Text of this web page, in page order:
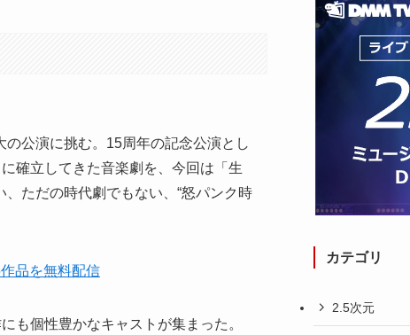
公演に挑む。15周年の記念公演とし
確立してきた音楽劇を、今回は「生
ただの時代劇でもない、“怒パンク時
品を無料配信
も個性豊かなキャストが集まった。
カテゴリ
2.5次元